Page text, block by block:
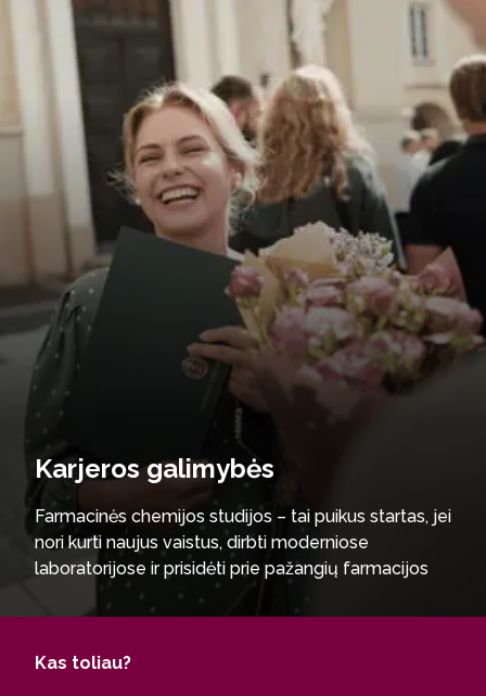
Karjeros galimybės
Farmacinės chemijos studijos – tai puikus startas, jei
nori kurti naujus vaistus, dirbti moderniose
laboratorijose ir prisidėti prie pažangių farmacijos
technologijų vystymo. Čia įgysi gilias žinias ir
praktinius įgūdžius, leidžiančius sintetinti ir analizuoti
sudėtingas farmacinės chemijos problemas.
Kas toliau?